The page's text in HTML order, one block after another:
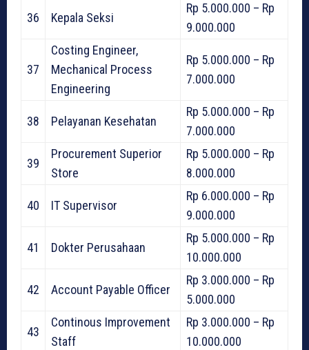
36 Kepala Seksi
Rp 5.000.000 – Rp
9.000.000
37
Costing Engineer,
Mechanical Process
Engineering
Rp 5.000.000 – Rp
7.000.000
38 Pelayanan Kesehatan
Rp 5.000.000 – Rp
7.000.000
39
Procurement Superior
Store
Rp 5.000.000 – Rp
8.000.000
40 IT Supervisor
Rp 6.000.000 – Rp
9.000.000
41 Dokter Perusahaan
Rp 5.000.000 – Rp
10.000.000
42 Account Payable Officer
Rp 3.000.000 – Rp
5.000.000
43
Continous Improvement
Staff
Rp 3.000.000 – Rp
10.000.000